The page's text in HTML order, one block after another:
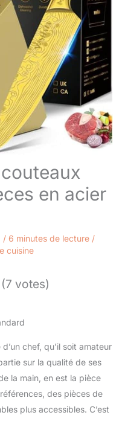
en acier
/ 6 minutes de lecture /
cuisine
votes)
chef, qu’il soit amateur
sur la qualité de ses
la main, en est la pièce
des pièces de
plus accessibles. C’est